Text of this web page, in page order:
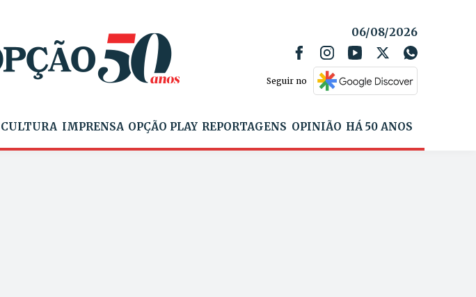
06/08/2026
Seguir no
CULTURA IMPRENSA OPÇÃO PLAY REPORTAGENS OPINIÃO HÁ 50 ANOS